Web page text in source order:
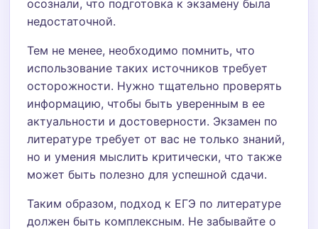
осознали, что подготовка к экзамену была
недостаточной.
Тем не менее, необходимо помнить, что
использование таких источников требует
осторожности. Нужно тщательно проверять
информацию, чтобы быть уверенным в ее
актуальности и достоверности. Экзамен по
литературе требует от вас не только знаний,
но и умения мыслить критически, что также
может быть полезно для успешной сдачи.
Таким образом, подход к ЕГЭ по литературе
должен быть комплексным. Не забывайте о